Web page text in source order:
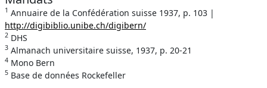
1 Annuaire de la Confédération suisse 1937, p. 103 |
http://digibiblio.unibe.ch/digibern/
2 DHS
3 Almanach universitaire suisse, 1937, p. 20-21
4 Mono Bern
5 Base de données Rockefeller